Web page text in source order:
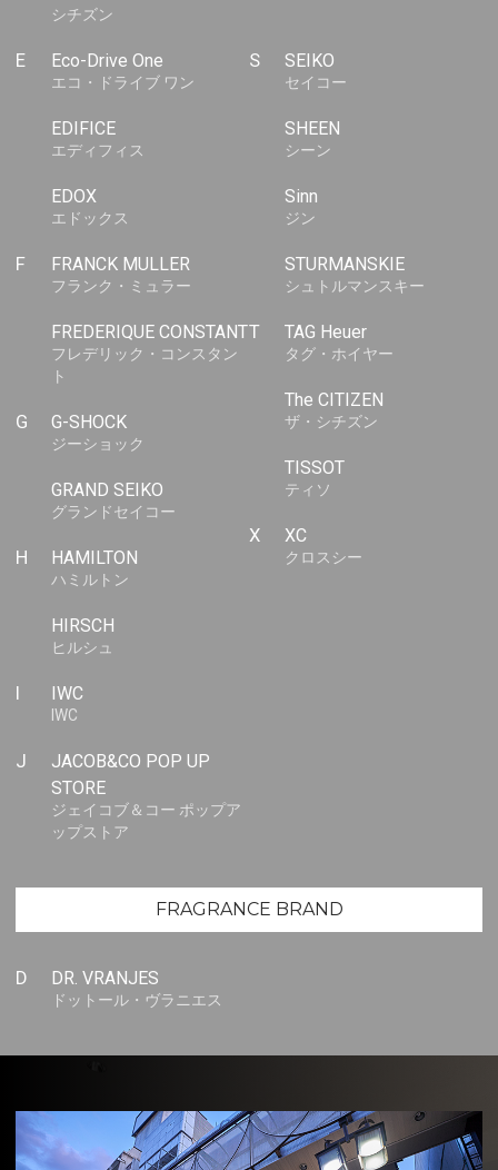
シチズン
E Eco-Drive One
エコ・ドライブ ワン
EDIFICE
エディフィス
EDOX
エドックス
F FRANCK MULLER
フランク・ミュラー
FREDERIQUE CONSTANT
フレデリック・コンスタン
ト
G G-SHOCK
ジーショック
GRAND SEIKO
グランドセイコー
H HAMILTON
ハミルトン
HIRSCH
ヒルシュ
IWC
IWC
J
JACOB&CO POP UP
STORE
ジェイコブ＆コー ポップア
ップストア
S SEIKO
セイコー
SHEEN
シーン
Sinn
ジン
STURMANSKIE
シュトルマンスキー
T TAG Heuer
タグ・ホイヤー
The CITIZEN
ザ・シチズン
TISSOT
ティソ
X XC
クロスシー
FRAGRANCE BRAND
D DR. VRANJES
ドットール・ヴラニエス